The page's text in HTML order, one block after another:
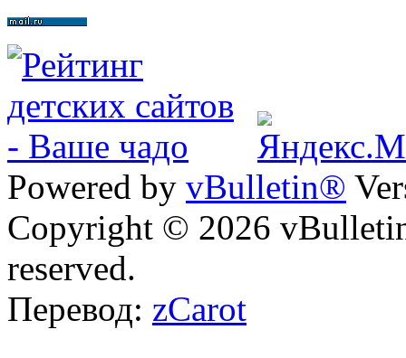
Powered by vBulletin®
Copyright © 2026
reserved.
Перевод: zCarot